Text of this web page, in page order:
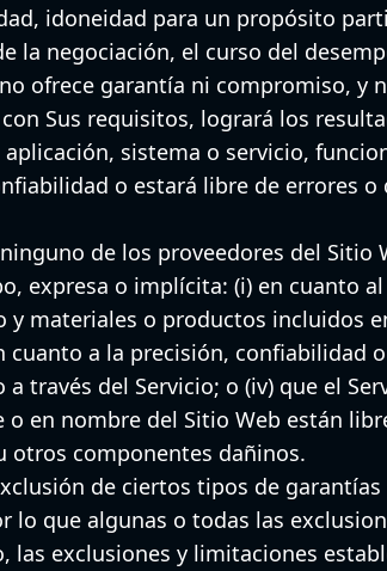
idoneidad para un propósito
la negociación, el curso del
ofrece garantía ni compromiso, y
Sus requisitos, logrará los
sistema o servicio,
o estará libre de errores
de los proveedores del Sitio
expresa o implícita: (i) en cuanto
materiales o productos incluidos
a la precisión, confiabilidad
través del Servicio; o (iv) que el
en nombre del Sitio Web están
otros componentes dañinos.
de ciertos tipos de
lo que algunas o todas las
las exclusiones y limitaciones